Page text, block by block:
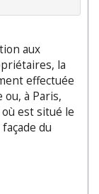
aux
la
effectuée
ou, à Paris,
est situé le
du